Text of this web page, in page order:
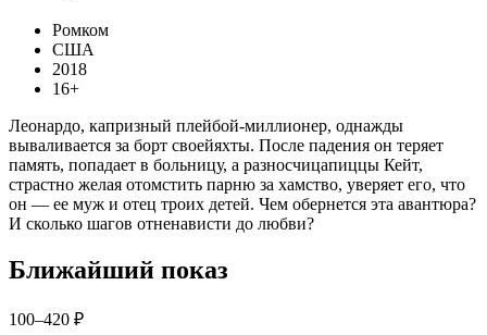
Ромком
США
2018
16+
Леонардо, капризный плейбой-миллионер, однажды
вываливается за борт своейяхты. После падения он теряет
память, попадает в больницу, а разносчицапиццы Кейт,
страстно желая отомстить парню за хамство, уверяет его, что
он — ее муж и отец троих детей. Чем обернется эта авантюра?
И сколько шагов отненависти до любви?
Ближайший показ
100–420 ₽